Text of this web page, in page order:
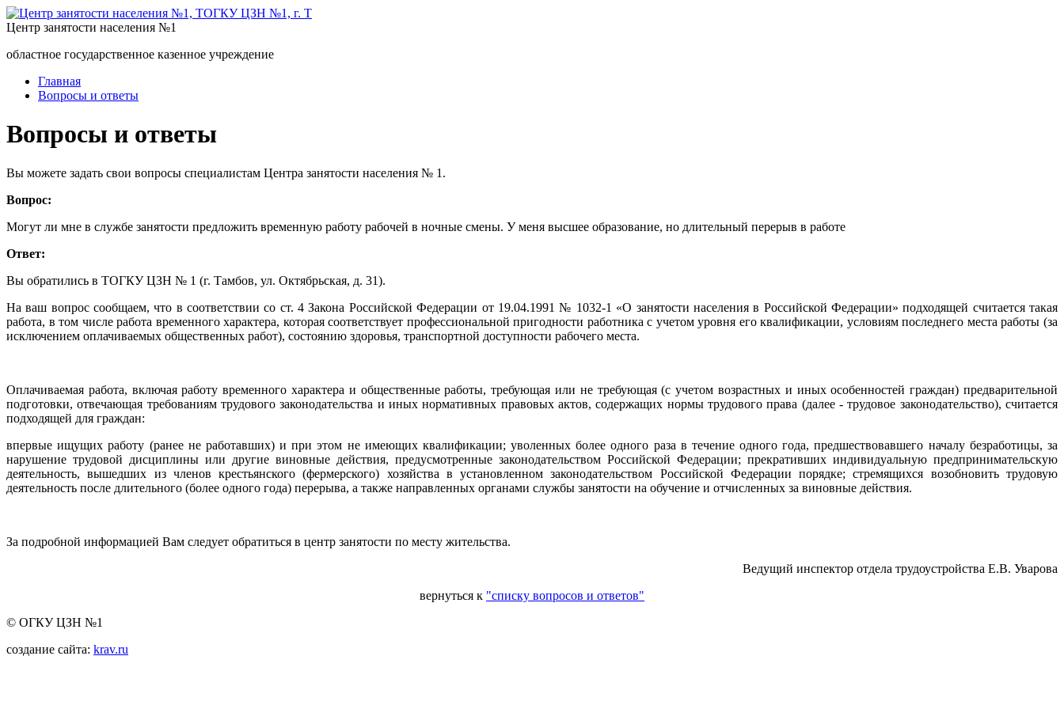
Центр занятости населения №1
областное государственное казенное учреждение
Главная
Вопросы и ответы
Вопросы и ответы
Вы можете задать свои вопросы специалистам Центра занятости населения № 1.
Вопрос:
Могут ли мне в службе занятости предложить временную работу рабочей в ночные смены. У меня высшее образование, но длительный перерыв в работе
Ответ:
Вы обратились в ТОГКУ ЦЗН № 1 (г. Тамбов, ул. Октябрьская, д. 31).
На ваш вопрос сообщаем, что в соответствии со ст. 4 Закона Российской Федерации от 19.04.1991 № 1032-1 «О занятости населения в Российской Федерации» подходящей считается такая
работа, в том числе работа временного характера, которая соответствует профессиональной пригодности работника с учетом уровня его квалификации, условиям последнего места работы (за
исключением оплачиваемых общественных работ), состоянию здоровья, транспортной доступности рабочего места.
Оплачиваемая работа, включая работу временного характера и общественные работы, требующая или не требующая (с учетом возрастных и иных особенностей граждан) предварительной
подготовки, отвечающая требованиям трудового законодательства и иных нормативных правовых актов, содержащих нормы трудового права (далее - трудовое законодательство), считается
подходящей для граждан:
впервые ищущих работу (ранее не работавших) и при этом не имеющих квалификации; уволенных более одного раза в течение одного года, предшествовавшего началу безработицы, за
нарушение трудовой дисциплины или другие виновные действия, предусмотренные законодательством Российской Федерации; прекративших индивидуальную предпринимательскую
деятельность, вышедших из членов крестьянского (фермерского) хозяйства в установленном законодательством Российской Федерации порядке; стремящихся возобновить трудовую
деятельность после длительного (более одного года) перерыва, а также направленных органами службы занятости на обучение и отчисленных за виновные действия.
За подробной информацией Вам следует обратиться в центр занятости по месту жительства.
Ведущий инспектор отдела трудоустройства Е.В. Уварова
вернуться к "списку вопросов и ответов"
© ОГКУ ЦЗН №1
создание сайта: krav.ru